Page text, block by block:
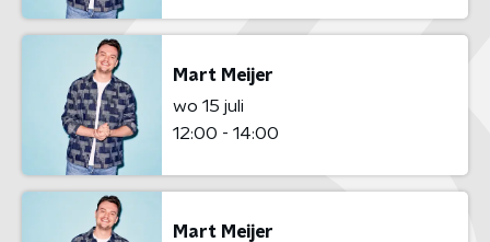
Mart Meijer
wo 15 juli
12:00 - 14:00
Mart Meijer